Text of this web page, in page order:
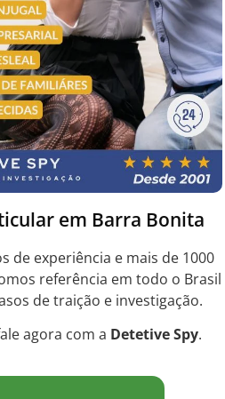
em Barra Bonita
de experiência e mais de 1000
referência em todo o Brasil
de traição e investigação.
agora com a Detetive Spy.